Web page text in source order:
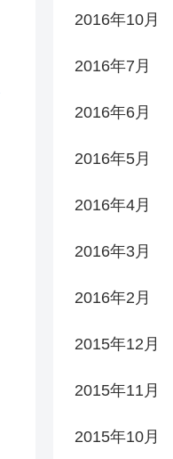
2016年10月
2016年7月
2016年6月
2016年5月
2016年4月
2016年3月
2016年2月
2015年12月
2015年11月
2015年10月